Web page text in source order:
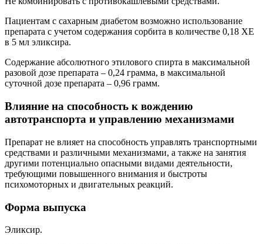
Пациентам с сахарным диабетом возможно использование
препарата с учетом содержания сорбита в количестве 0,18 ХЕ
в 5 мл эликсира.
Содержание абсолютного этилового спирта в максимальной
разовой дозе препарата – 0,24 грамма, в максимальной
суточной дозе препарата – 0,96 грамм.
Влияние на способность к вождению
автотранспорта и управлению механизмами
Препарат не влияет на способность управлять транспортными
средствами и различными механизмами, а также на занятия
другими потенциально опасными видами деятельности,
требующими повышенного внимания и быстроты
психомоторных и двигательных реакций.
Форма выпуска
Эликсир.